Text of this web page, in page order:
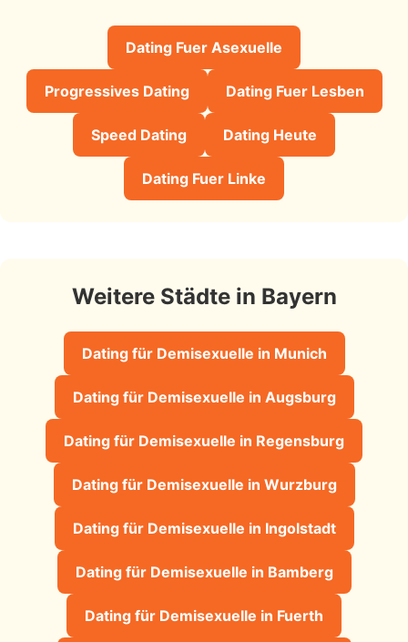
Dating Fuer Asexuelle
Progressives Dating Dating Fuer Lesben
Speed Dating Dating Heute
Dating Fuer Linke
Weitere Städte in Bayern
Dating für Demisexuelle in Munich
Dating für Demisexuelle in Augsburg
Dating für Demisexuelle in Regensburg
Dating für Demisexuelle in Wurzburg
Dating für Demisexuelle in Ingolstadt
Dating für Demisexuelle in Bamberg
Dating für Demisexuelle in Fuerth